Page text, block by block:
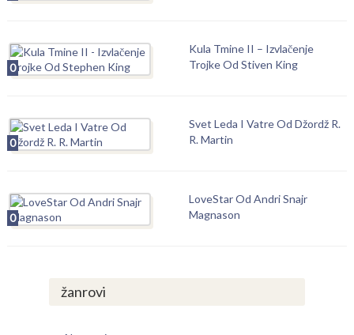
0
Kula Tmine II – Izvlačenje
Trojke Od Stiven King
0
Svet Leda I Vatre Od Džordž R.
R. Martin
0
LoveStar Od Andri Snajr
Magnason
žanrovi